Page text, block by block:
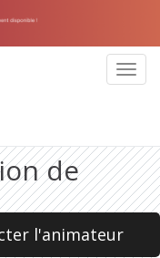
de
l'animateur